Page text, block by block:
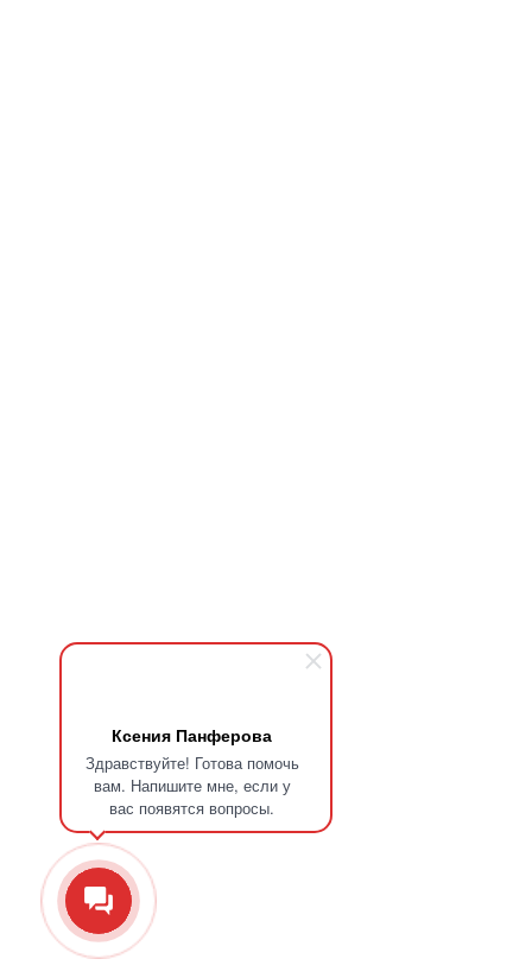
Ксения Панферова
Здравствуйте! Готова помочь
вам. Напишите мне, если у
вас появятся вопросы.